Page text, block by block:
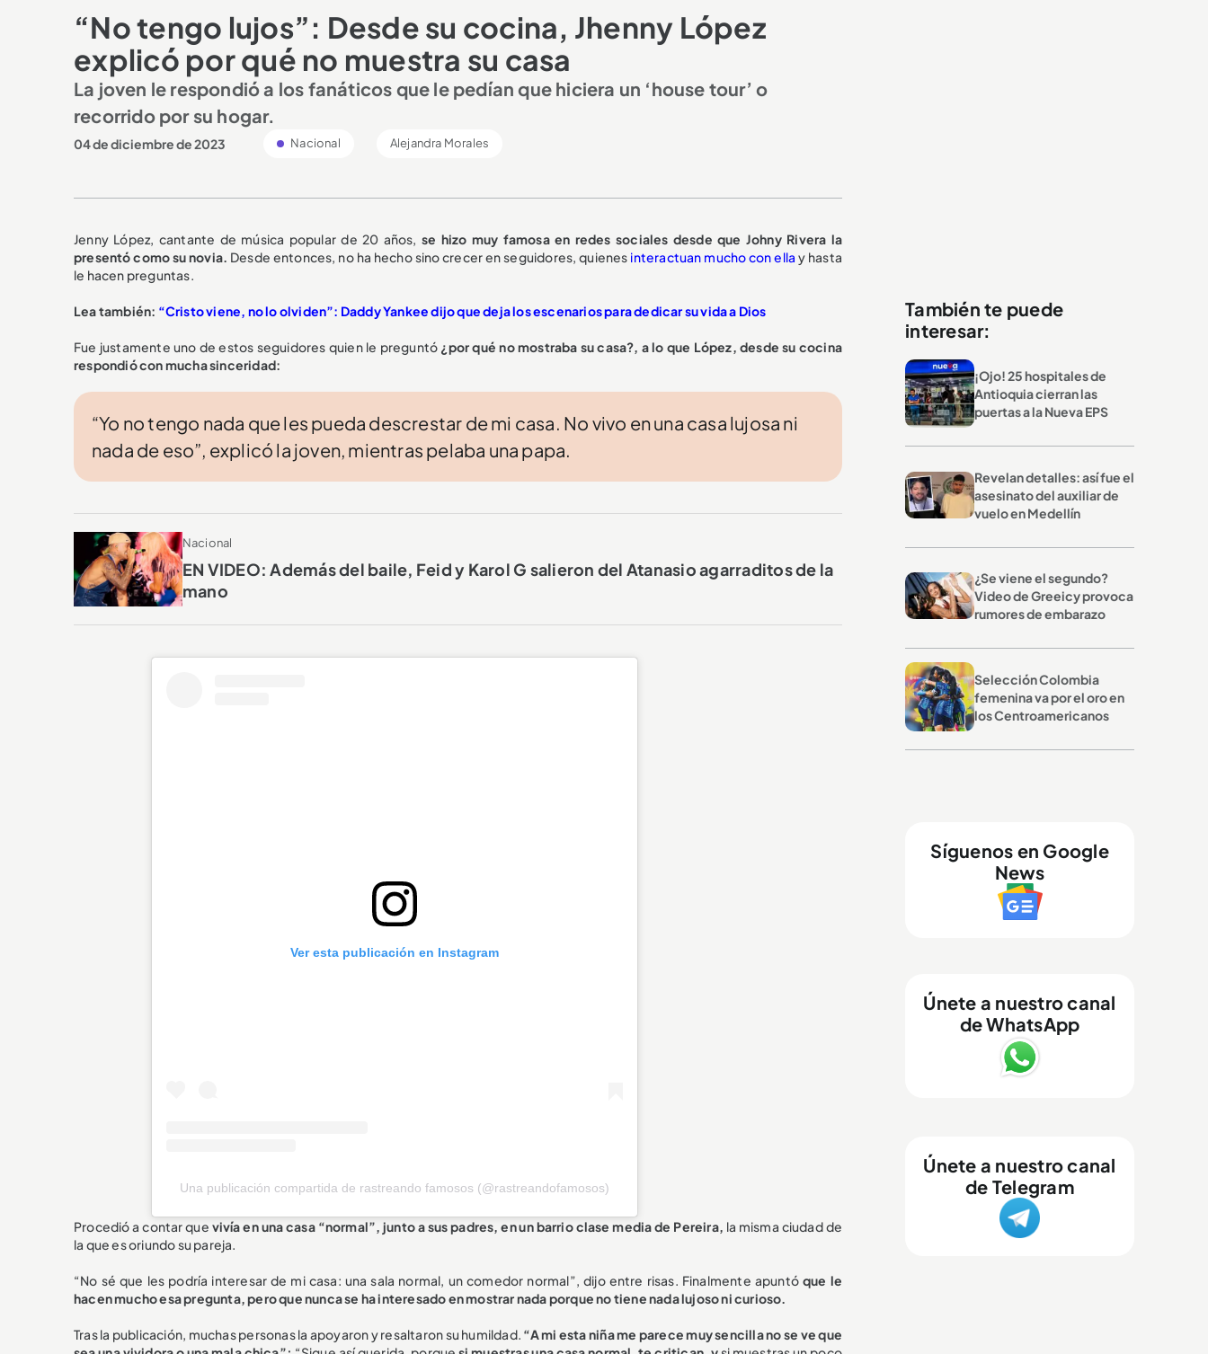
“No tengo lujos”: Desde su cocina, Jhenny López
explicó por qué no muestra su casa
La joven le respondió a los fanáticos que le pedían que hiciera un ‘house tour’ o
recorrido por su hogar.
04 de diciembre de 2023 Nacional Alejandra Morales
Jenny López, cantante de música popular de 20 años, se hizo muy famosa en redes sociales desde que Johny Rivera la
presentó como su novia. Desde entonces, no ha hecho sino crecer en seguidores, quienes interactuan mucho con ella y hasta
le hacen preguntas.
Lea también: “Cristo viene, no lo olviden”: Daddy Yankee dijo que deja los escenarios para dedicar su vida a Dios
Fue justamente uno de estos seguidores quien le preguntó ¿por qué no mostraba su casa?, a lo que López, desde su cocina
respondió con mucha sinceridad:
“Yo no tengo nada que les pueda descrestar de mi casa. No vivo en una casa lujosa ni
nada de eso”, explicó la joven, mientras pelaba una papa.
Nacional
EN VIDEO: Además del baile, Feid y Karol G salieron del Atanasio agarraditos de la
mano
Ver esta publicación en Instagram
Una publicación compartida de rastreando famosos (@rastreandofamosos)
Procedió a contar que vivía en una casa “normal”, junto a sus padres, en un barrio clase media de Pereira, la misma ciudad de
la que es oriundo su pareja.
“No sé que les podría interesar de mi casa: una sala normal, un comedor normal”, dijo entre risas. Finalmente apuntóque le
hacen mucho esa pregunta, pero que nunca se ha interesado en mostrar nada porque no tiene nada lujoso ni curioso.
Tras la publicación, muchas personas la apoyaron y resaltaron su humildad. “A mi esta niña me parece muy sencilla no se ve que
También te puede
interesar:
¡Ojo! 25 hospitales de
Antioquia cierran las
puertas a la Nueva EPS
Revelan detalles: así fue el
asesinato del auxiliar de
vuelo en Medellín
¿Se viene el segundo?
Video de Greeicy provoca
rumores de embarazo
Selección Colombia
femenina va por el oro en
los Centroamericanos
Síguenos en Google
News
Únete a nuestro canal
de WhatsApp
Únete a nuestro canal
de Telegram